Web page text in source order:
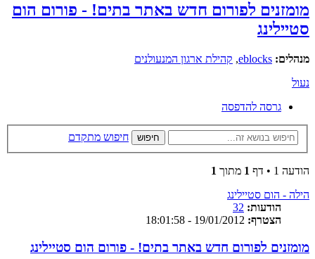
מומזנים לפורום חדש באתר בתים! - פורום הום
סטיילינג
מנהלים: eblocks
, קהילת ארגון המנעולנים
נעול
גרסה להדפסה
חיפוש חיפוש מתקדם
הודעה 1 • דף 1 מתוך 1
הילה - הום סטיילינג
הודעות: 32
הצטרף:
מומזנים לפורום חדש באתר בתים! - פורום הום סטיילינג